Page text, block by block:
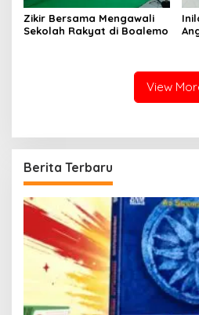
Zikir Bersama Mengawali
Sekolah Rakyat di Boalemo
View
Berita Terbaru